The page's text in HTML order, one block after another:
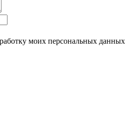
моих персональных данных